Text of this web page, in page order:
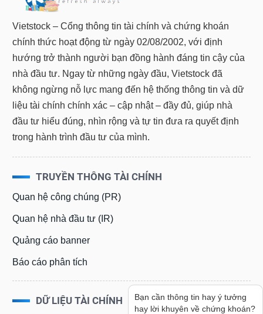
Vietstock – Cổng thông tin tài chính và chứng khoán
chính thức hoạt động từ ngày 02/08/2002, với định
hướng trở thành người bạn đồng hành đáng tin cậy của
nhà đầu tư. Ngay từ những ngày đầu, Vietstock đã
không ngừng nỗ lực mang đến hệ thống thông tin và dữ
liệu tài chính chính xác – cập nhật – đầy đủ, giúp nhà
đầu tư hiểu đúng, nhìn rộng và tự tin đưa ra quyết định
trong hành trình đầu tư của mình.
TRUYỀN THÔNG TÀI CHÍNH
Quan hệ công chúng (PR)
Quan hệ nhà đầu tư (IR)
Quảng cáo banner
Báo cáo phân tích
DỮ LIỆU TÀI CHÍNH
Bạn cần thông tin hay ý tưởng
hay lời khuyên về chứng khoán?